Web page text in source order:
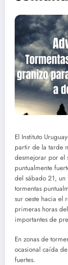
El Instituto
partir de la tarde
desmejorar por el
puntualmente
del sábado 21,
tormentas
sur oeste hacia el
primeras horas
importantes de
En zonas de
ocasional caída
fuertes.